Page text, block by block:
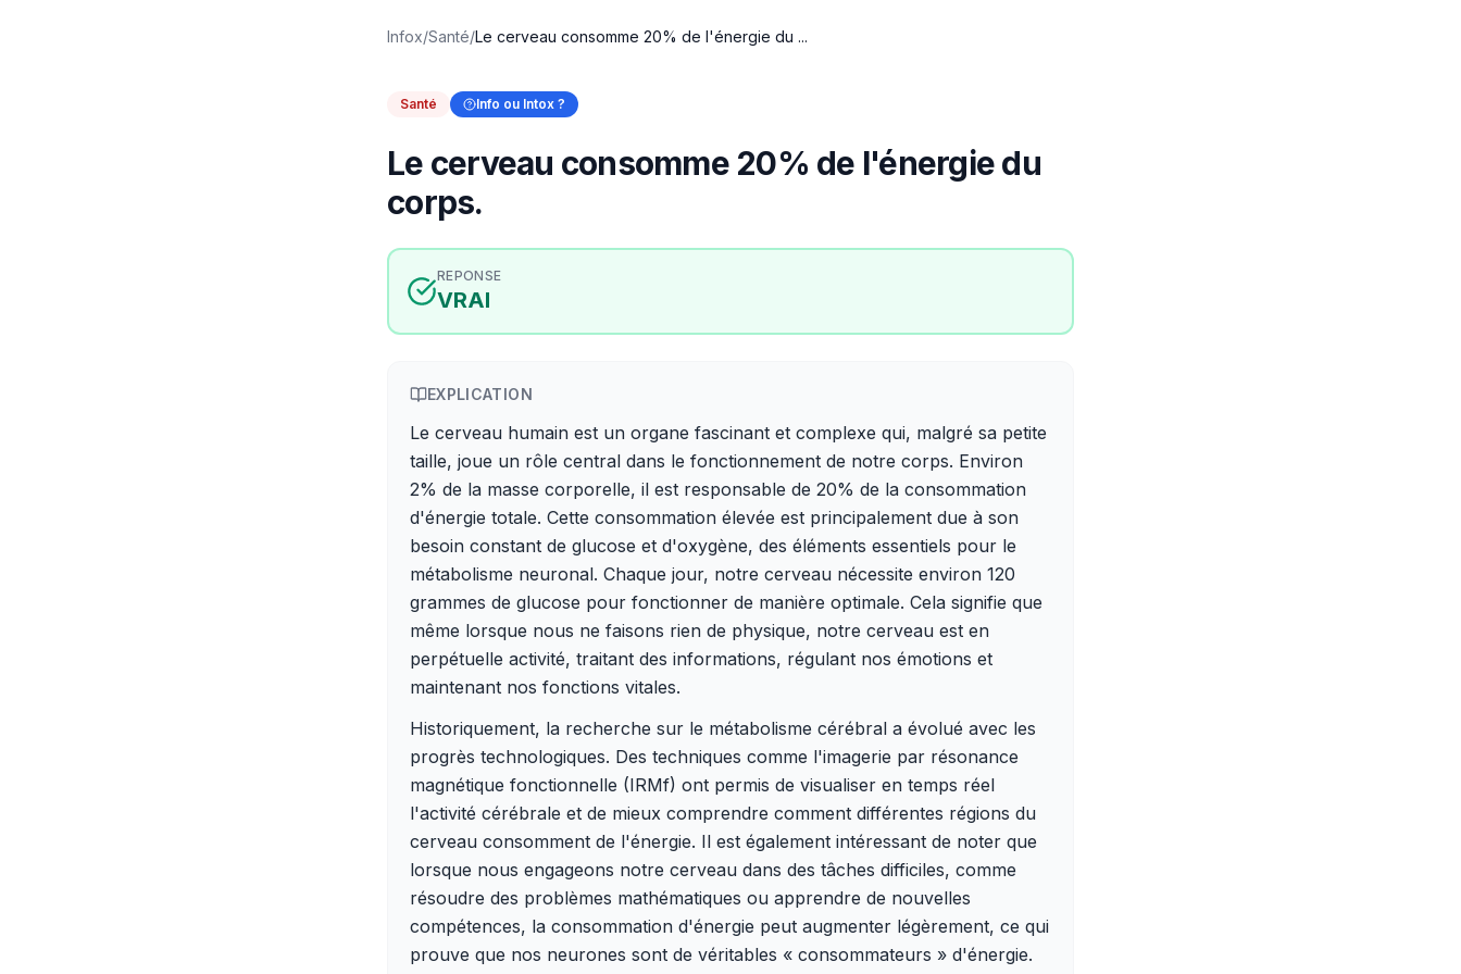
Infox/Santé/Le cerveau consomme 20% de l'énergie du ...
Santé Info ou Intox ?
Le cerveau consomme 20% de l'énergie du
corps.
REPONSE
VRAI
EXPLICATION
Le cerveau humain est un organe fascinant et complexe qui, malgré sa petite
taille, joue un rôle central dans le fonctionnement de notre corps. Environ
2% de la masse corporelle, il est responsable de 20% de la consommation
d'énergie totale. Cette consommation élevée est principalement due à son
besoin constant de glucose et d'oxygène, des éléments essentiels pour le
métabolisme neuronal. Chaque jour, notre cerveau nécessite environ 120
grammes de glucose pour fonctionner de manière optimale. Cela signifie que
même lorsque nous ne faisons rien de physique, notre cerveau est en
perpétuelle activité, traitant des informations, régulant nos émotions et
maintenant nos fonctions vitales.
Historiquement, la recherche sur le métabolisme cérébral a évolué avec les
progrès technologiques. Des techniques comme l'imagerie par résonance
magnétique fonctionnelle (IRMf) ont permis de visualiser en temps réel
l'activité cérébrale et de mieux comprendre comment différentes régions du
cerveau consomment de l'énergie. Il est également intéressant de noter que
lorsque nous engageons notre cerveau dans des tâches difficiles, comme
résoudre des problèmes mathématiques ou apprendre de nouvelles
compétences, la consommation d'énergie peut augmenter légèrement, ce qui
prouve que nos neurones sont de véritables « consommateurs » d'énergie.